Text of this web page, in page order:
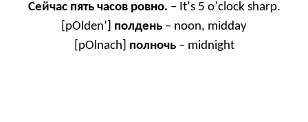
Сейчас пять часов ровно. – It’s5 o’clock sharp.
[pOlden’] полдень – noon, midday
[pOlnach] полночь – midnight